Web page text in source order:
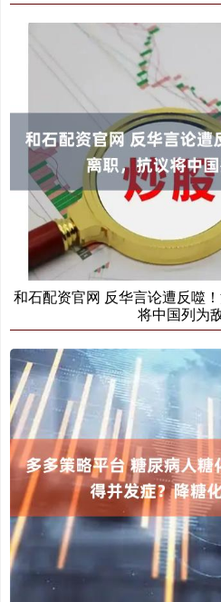
和石配资官网 反华言论遭反噬
将中国列为